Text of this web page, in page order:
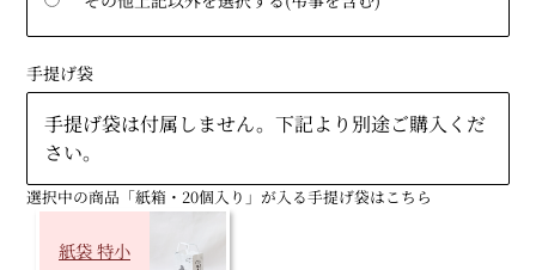
手提げ袋
手提げ袋は付属しません。下記より別途ご購入くだ
さい。
選択中の商品「紙箱・20個入り」が入る手提げ袋はこちら
紙袋 特小